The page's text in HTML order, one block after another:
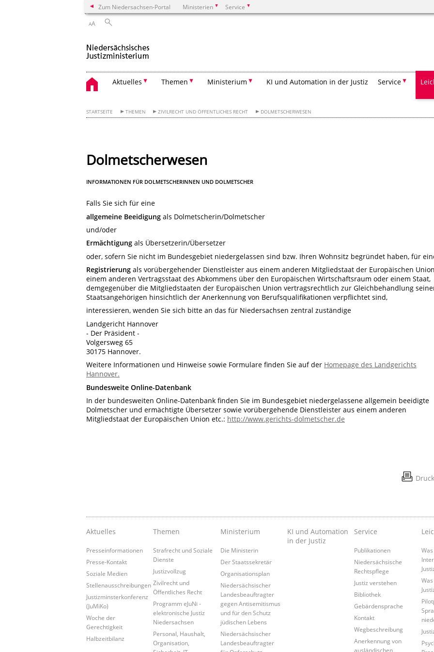
Zum Niedersachsen-Portal Ministerien Service
AA
Aktuelles Themen Ministerium KI und Automation in der Justiz Service
STARTSEITE THEMEN ZIVILRECHT UND ÖFFENTLICHES RECHT DOLMETSCHERWESEN
Dolmetscherwesen
INFORMATIONEN FÜR DOLMETSCHERINNEN UND DOLMETSCHER
Falls Sie sich für eine
allgemeine Beeidigung als Dolmetscherin/Dolmetscher
und/oder
Ermächtigung als Übersetzerin/Übersetzer
oder, sofern Sie nicht im Bundesgebiet niedergelassen sind bzw. Ihren Wohnsitz begründet haben, für
Registrierung als vorübergehender Dienstleister aus einem anderen Mitgliedstaat der Europäischen
einem anderen Vertragsstaat des Abkommens über den Europäischen Wirtschaftsraum oder einem Staat,
demgegenüber die Mitgliedstaaten der Europäischen Union vertragsrechtlich zur Gleichbehandlung
Staatsangehörigen hinsichtlich der Anerkennung von Berufsqualifikationen verpflichtet sind,
interessieren, wenden Sie sich bitte an das für Niedersachsen zentral zuständige
Landgericht Hannover
- Der Präsident -
Volgersweg 65
30175 Hannover.
Weitere Informationen und Hinweise sowie Formulare finden Sie auf der Homepage des Landgerichts
Hannover.
Bundesweite Online-Datenbank
In der bundesweiten Online-Datenbank finden Sie im Bundesgebiet niedergelassene allgemein beeidigte
Dolmetscher und ermächtigte Übersetzer sowie vorübergehende Dienstleister aus einem anderen
Mitgliedstaat der Europäischen Union etc.: http://www.gerichts-dolmetscher.de
Aktuelles
Presseinformationen
Presse-Kontakt
Soziale Medien
Stellenausschreibungen
Justizminsterkonferenz
(JuMiKo)
Woche der
Gerechtigkeit
Halbzeitbilanz
Themen
Strafrecht und Soziale
Dienste
Justizvollzug
Zivilrecht und
Öffentliches Recht
Programm eJuNi -
elektronische Justiz
Niedersachsen
Personal, Haushalt,
Organisation,
Ministerium
Die Ministerin
Der Staatssekretär
Organisationsplan
Niedersächsischer
Landesbeauftragter
gegen Antisemitismus
und für den Schutz
jüdischen Lebens
Niedersächsischer
Landesbeauftragter
KI und Automation
in der Justiz
Service
Publikationen
Niedersächsische
Rechtspflege
Justiz verstehen
Bibliothek
Gebärdensprache
Kontakt
Wegbeschreibung
Anerkennung von
ausländischen